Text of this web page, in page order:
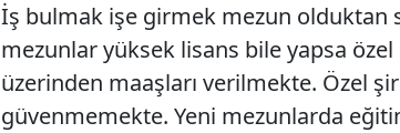
İş bulmak işe girmek mezun olduktan
mezunlar yüksek lisans bile yapsa
üzerinden maaşları verilmekte. Özel
güvenmemekte. Yeni mezunlarda